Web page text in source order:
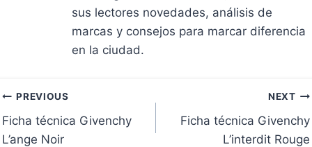
sus lectores novedades, análisis de
marcas y consejos para marcar diferencia
en la ciudad.
Navegación
de
PREVIOUS
Ficha técnica Givenchy
L’ange Noir
NEXT
Ficha técnica Givenchy
L’interdit Rouge